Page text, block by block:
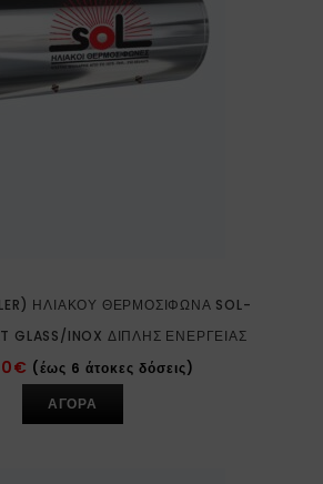
ΗΛΙΑΚΟΎ ΘΕΡΜΟΣΊΦΩΝΑ SOL-
GLASS/INOX ΔΙΠΛΉΣ ΕΝΈΡΓΕΙΑΣ
€ (έως 6 άτοκες δόσεις)
ΑΓΟΡΑ